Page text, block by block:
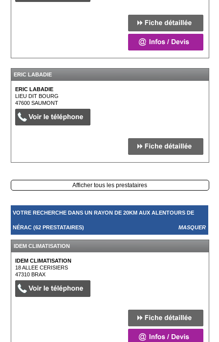
ERIC LABADIE
ERIC LABADIE
LIEU DIT BOURG
47600SAUMONT
Afficher tous les prestataires
VOTRE RECHERCHE DANS UN RAYON DE 20KM AUX ALENTOURS DE
NÉRAC (62 PRESTATAIRES) MASQUER
IDEM CLIMATISATION
IDEM CLIMATISATION
18 ALLEE CERISIERS
47310BRAX